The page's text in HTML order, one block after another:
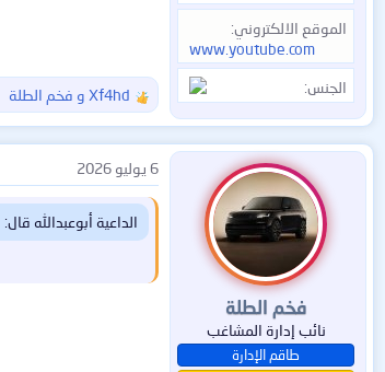
الموقع الالكتروني
www.youtube.com
الجنس
ا
ل
ت
ف
ا
ع
Xf4hd و فخم الطلة
فخم الطلة
نائب إدارة المشاغب
طاقم الإدارة
6 يوليو 2026
الداعية أبوعبدالله قال: